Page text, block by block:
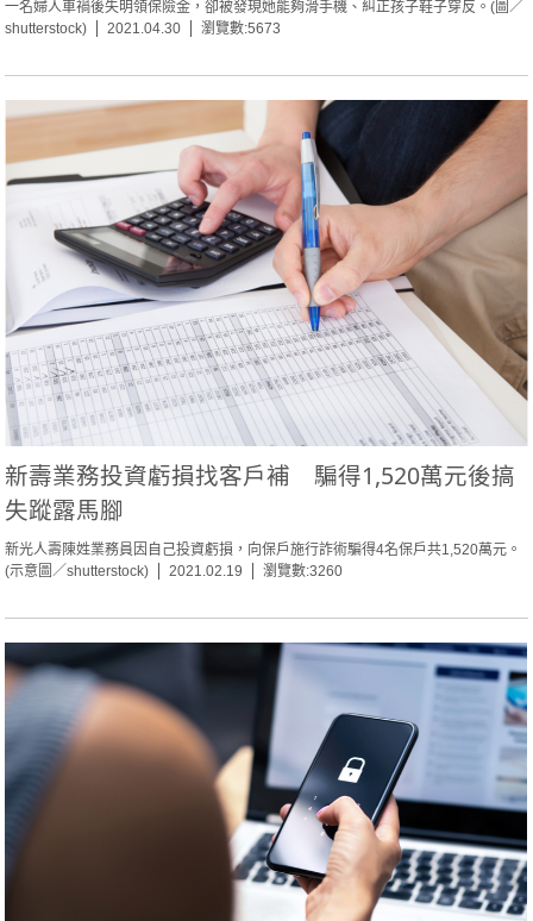
一名婦人車禍後失明領保險金，卻被發現她能夠滑手機、糾正孩子鞋子穿反。(圖／
shutterstock)
2021.04.30 瀏覽數:5673
新壽業務投資虧損找客戶補 騙得1,520萬元後搞
失蹤露馬腳
新光人壽陳姓業務員因自己投資虧損，向保戶施行詐術騙得4名保戶共1,520萬元。
(示意圖／shutterstock)
2021.02.19 瀏覽數:3260